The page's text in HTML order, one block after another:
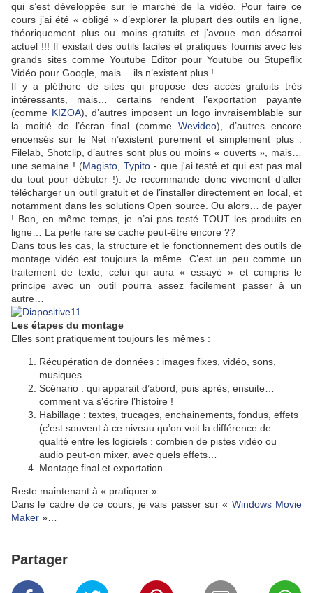
qui s’est développée sur le marché de la vidéo. Pour faire ce
cours j’ai été « obligé » d’explorer la plupart des outils en ligne,
théoriquement plus ou moins gratuits et j’avoue mon désarroi
actuel !!! Il existait des outils faciles et pratiques fournis avec les
grands sites comme Youtube Editor pour Youtube ou Stupeflix
Vidéo pour Google, mais… ils n’existent plus !
Il y a pléthore de sites qui propose des accès gratuits très
intéressants, mais… certains rendent l’exportation payante
(comme KIZOA), d’autres imposent un logo invraisemblable sur
la moitié de l’écran final (comme Wevideo), d’autres encore
encensés sur le Net n’existent purement et simplement plus :
Filelab, Shotclip, d’autres sont plus ou moins « ouverts », mais…
une semaine ! (Magisto, Typito - que j'ai testé et qui est pas mal
du tout pour débuter !). Je recommande donc vivement d’aller
télécharger un outil gratuit et de l’installer directement en local, et
notamment dans les solutions Open source. Ou alors… de payer
! Bon, en même temps, je n’ai pas testé TOUT les produits en
ligne… La perle rare se cache peut-être encore ??
Dans tous les cas, la structure et le fonctionnement des outils de
montage vidéo est toujours la même. C’est un peu comme un
traitement de texte, celui qui aura « essayé » et compris le
principe avec un outil pourra assez facilement passer à un
autre…
Les étapes du montage
Elles sont pratiquement toujours les mêmes :
Récupération de données : images fixes, vidéo, sons,
musiques...
Scénario : qui apparait d’abord, puis après, ensuite…
comment va s’écrire l’histoire !
Habillage : textes, trucages, enchainements, fondus, effets
(c’est souvent à ce niveau qu’on voit la différence de
qualité entre les logiciels : combien de pistes vidéo ou
audio peut-on mixer, avec quels effets…
Montage final et exportation
Reste maintenant à « pratiquer »…
Dans le cadre de ce cours, je vais passer sur « Windows Movie
Maker »…
Partager